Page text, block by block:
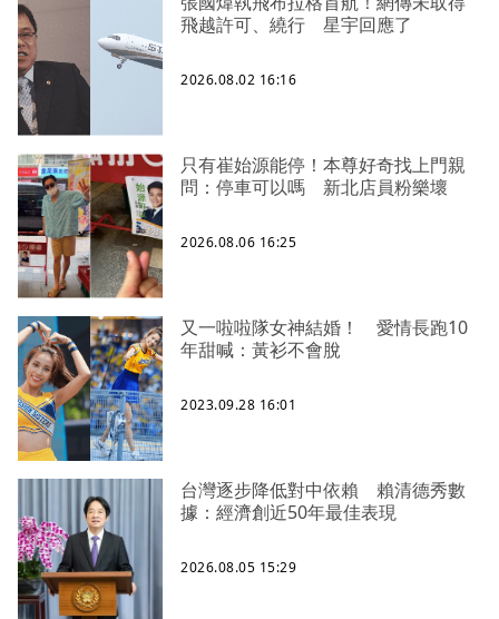
飛越許可、繞行 星宇回應了
2026.08.02 16:16
只有崔始源能停！本尊好奇找上門親
問：停車可以嗎 新北店員粉樂壞
2026.08.06 16:25
又一啦啦隊女神結婚！ 愛情長跑10
年甜喊：黃衫不會脫
2023.09.28 16:01
台灣逐步降低對中依賴 賴清德秀數
據：經濟創近50年最佳表現
2026.08.05 15:29